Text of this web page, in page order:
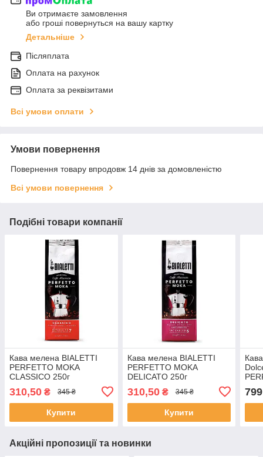
Ви отримаєте замовлення
або гроші повернуться на вашу картку
Детальніше
Післяплата
Оплата на рахунок
Оплата за реквізитами
Всі умови оплати
Умови повернення
Повернення товару впродовж 14 днів за домовленістю
Всі умови повернення
Подібні товари компанії
Кава мелена BIALETTI
PERFETTO MOKA
CLASSICO 250г
310,50 ₴ 345 ₴
Купити
Кава мелена BIALETTI
PERFETTO MOKA
DELICATO 250г
310,50₴ 345 ₴
Купити
799
Акційні пропозиції та новинки